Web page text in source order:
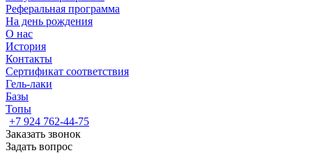
Реферальная программа
На день рождения
О нас
История
Контакты
Сертификат соответствия
Гель-лаки
Базы
Топы
+7 924 762-44-75
Заказать звонок
Задать вопрос